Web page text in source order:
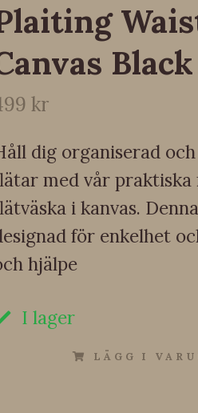
Black
kr
dig organiserad
med vår praktiska
i kanvas.
för enkelhet
hjälpe
I lager
LÄGG I